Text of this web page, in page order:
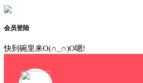
会员登陆
快到碗里来O(∩_∩)O嗯!